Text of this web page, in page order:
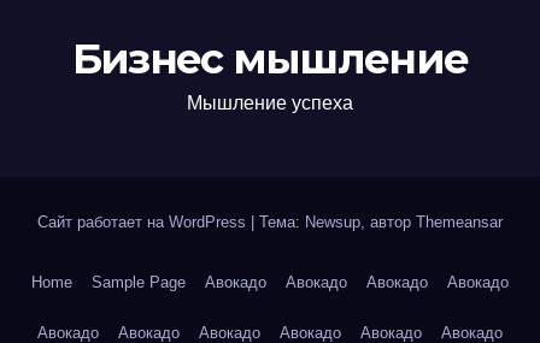
Бизнес мышление
Мышление успеха
Сайт работает на WordPress Тема: Newsup, автор Themeansar
Home Sample Page Авокадо Авокадо Авокадо Авокадо
Авокадо Авокадо Авокадо Авокадо Авокадо Авокадо